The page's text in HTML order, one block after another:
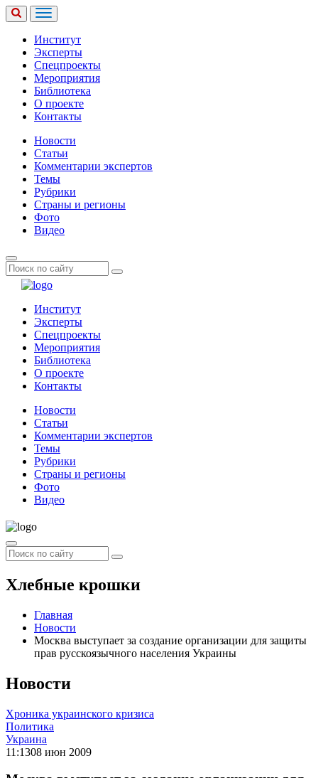
Институт
Эксперты
Спецпроекты
Мероприятия
Библиотека
О проекте
Контакты
Новости
Статьи
Комментарии экспертов
Темы
Рубрики
Страны и регионы
Фото
Видео
Институт
Эксперты
Спецпроекты
Мероприятия
Библиотека
О проекте
Контакты
Новости
Статьи
Комментарии экспертов
Темы
Рубрики
Страны и регионы
Фото
Видео
Хлебные крошки
Главная
Новости
Москва выступает за создание организации для защиты
прав русскоязычного населения Украины
Новости
Хроника украинского кризиса
Политика
Украина
11:1308 июн 2009